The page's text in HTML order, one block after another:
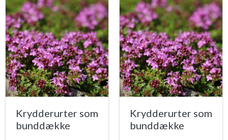
Krydderurter som
bunddække
Krydderurter som
bunddække